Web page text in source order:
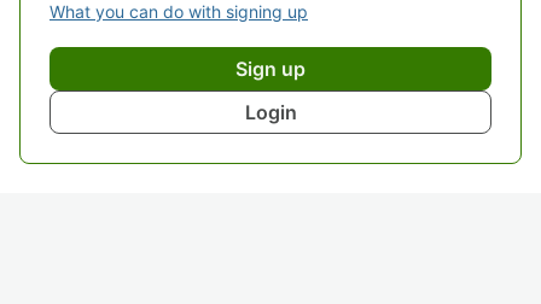
What you can do with signing up
Sign up
Login